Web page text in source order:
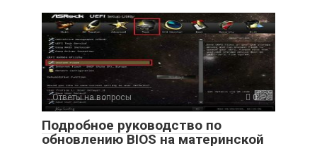
Ответы на вопросы 0
Подробное руководство по
обновлению BIOS на материнской